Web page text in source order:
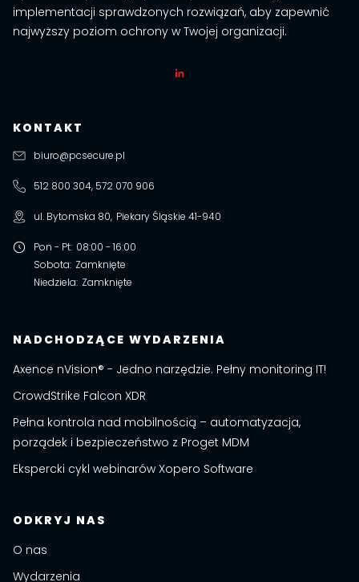
implementacji sprawdzonych rozwiązań, aby zapewnić
najwyższy poziom ochrony w Twojej organizacji.
KONTAKT
biuro@pcsecure.pl
512 800 304, 572 070 906
ul. Bytomska 80, Piekary Śląskie 41-940
Pon - Pt: 08:00 - 16:00
Sobota: Zamknięte
Niedziela: Zamknięte
NADCHODZĄCE WYDARZENIA
Axence nVision® - Jedno narzędzie. Pełny monitoring IT!
CrowdStrike Falcon XDR
Pełna kontrola nad mobilnością – automatyzacja,
porządek i bezpieczeństwo z Proget MDM
Ekspercki cykl webinarów Xopero Software
ODKRYJ NAS
O nas
Wydarzenia